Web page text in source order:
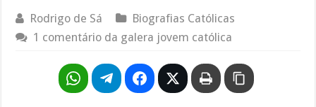
Rodrigo de Sá
Biografias Católicas
1 comentário da galera jovem católica